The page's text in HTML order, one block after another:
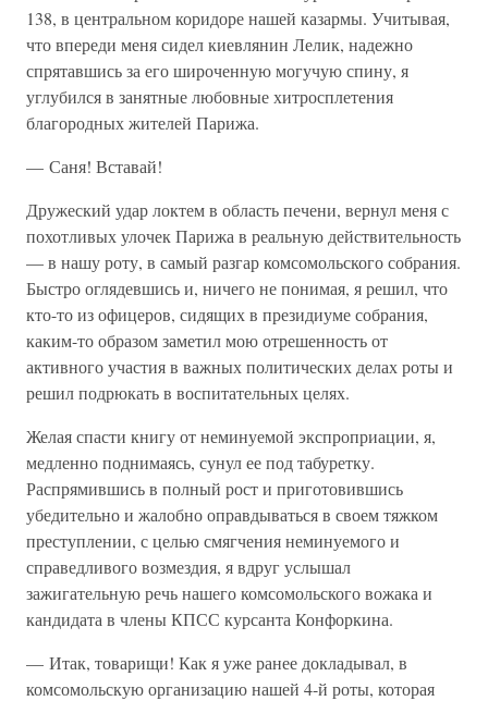
138, в центральном коридоре нашей казармы. Учитывая,
что впереди меня сидел киевлянин Лелик, надежно
спрятавшись за его широченную могучую спину, я
углубился в занятные любовные хитросплетения
благородных жителей Парижа.
— Саня! Вставай!
Дружеский удар локтем в область печени, вернул меня с
похотливых улочек Парижа в реальную действительность
— в нашу роту, в самый разгар комсомольского собрания.
Быстро оглядевшись и, ничего не понимая, я решил, что
кто-то из офицеров, сидящих в президиуме собрания,
каким-то образом заметил мою отрешенность от
активного участия в важных политических делах роты и
решил подрюкать в воспитательных целях.
Желая спасти книгу от неминуемой экспроприации, я,
медленно поднимаясь, сунул ее под табуретку.
Распрямившись в полный рост и приготовившись
убедительно и жалобно оправдываться в своем тяжком
преступлении, с целью смягчения неминуемого и
справедливого возмездия, я вдруг услышал
зажигательную речь нашего комсомольского вожака и
кандидата в члены КПСС курсанта Конфоркина.
— Итак, товарищи! Как я уже ранее докладывал, в
комсомольскую организацию нашей 4-й роты, которая